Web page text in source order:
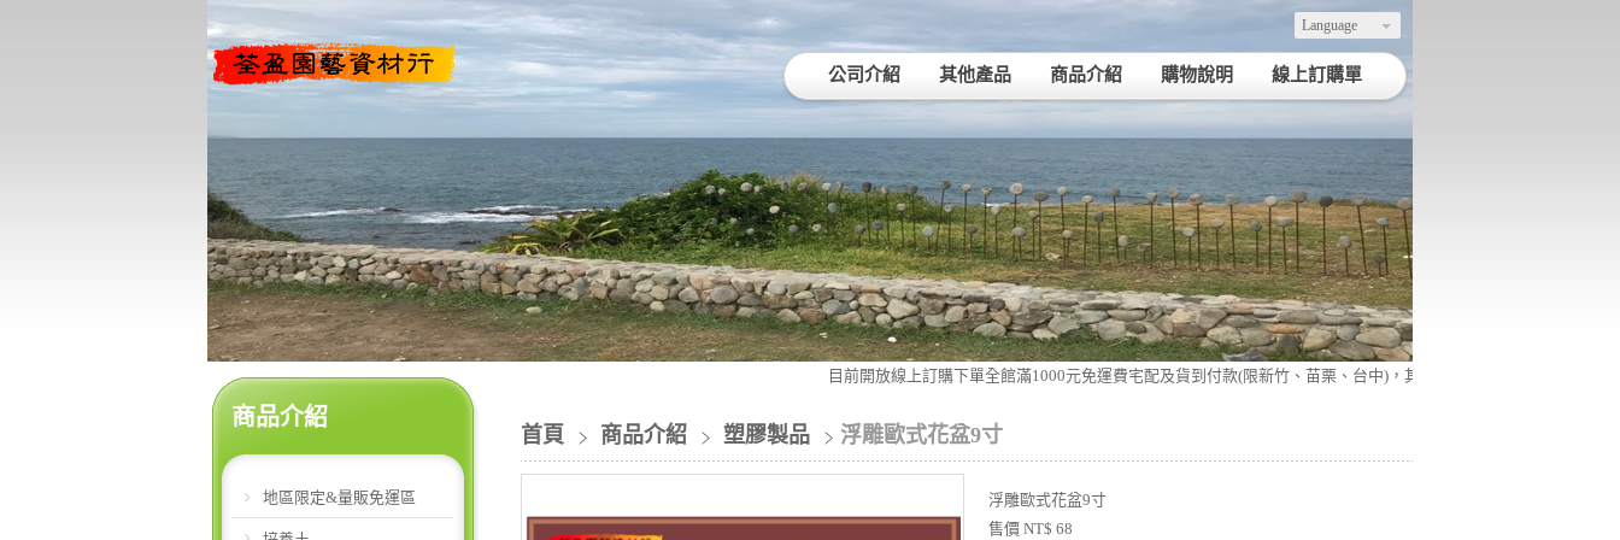
Language
公司介紹 其他產品 商品介紹 購物說明 線上訂購單
商品介紹
地區限定&量販免運區
目前開放線上訂購下單全館滿1000元免運費宅配及貨到付款(限新竹、苗栗、台中)，其他地區(以一件材積計算，偏遠地
首頁 商品介紹 塑膠製品 浮雕歐式花盆9寸
浮雕歐式花盆9寸
售價 NT$ 68